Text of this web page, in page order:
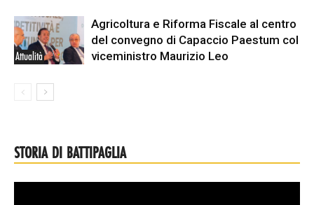
Attualità
Agricoltura e Riforma Fiscale al centro
del convegno di Capaccio Paestum col
viceministro Maurizio Leo
STORIA DI BATTIPAGLIA